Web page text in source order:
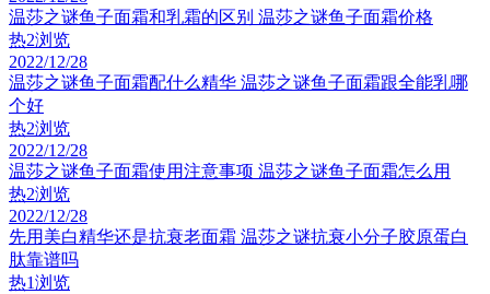
温莎之谜鱼子面霜和乳霜的区别 温莎之谜鱼子面霜价格
热2浏览
2022/12/28
温莎之谜鱼子面霜配什么精华 温莎之谜鱼子面霜跟全能乳哪
个好
热2浏览
2022/12/28
温莎之谜鱼子面霜使用注意事项 温莎之谜鱼子面霜怎么用
热2浏览
2022/12/28
先用美白精华还是抗衰老面霜 温莎之谜抗衰小分子胶原蛋白
肽靠谱吗
热1浏览